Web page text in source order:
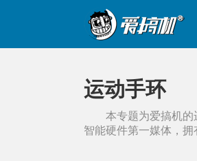
运动手环
本专题为爱搞机的
智能硬件第一媒体，拥